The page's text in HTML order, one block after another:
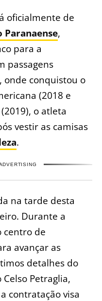
oficialmente de
,
para a
passagens
onde conquistou o
(2018 e
o atleta
vestir as camisas
.
na tarde desta
Durante a
centro de
avançar as
detalhes do
Petraglia,
contratação visa